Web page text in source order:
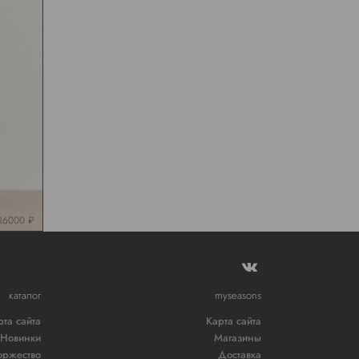
₽
каталог
сайта
Новинки
myseasons
Карта сайта
Магазины
Доставка